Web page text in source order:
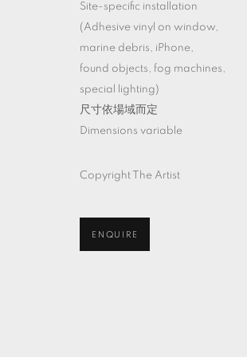
Site-specific installation
(Adhesive vinyl on window,
marine debris, iPhone,
found objects, fog machines,
special lighting)
尺寸依場域而定
Dimensions variable
Copyright The Artist
ENQUIRE